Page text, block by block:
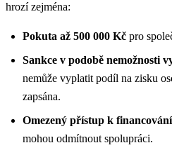
hrozí zejména:
Pokuta až 500 000 Kč pro
Sankce v podobě nemožnosti
nemůže vyplatit podíl na zisku
zapsána.
Omezený přístup k financování
mohou odmítnout spolupráci.